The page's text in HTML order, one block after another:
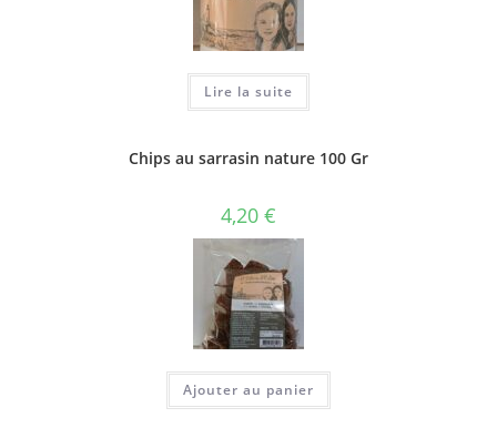
Lire la suite
Chips au sarrasin nature 100 Gr
4,20 €
Ajouter au panier